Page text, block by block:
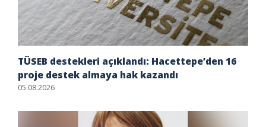
TÜSEB destekleri açıklandı: Hacettepe’den 16
proje destek almaya hak kazandı
05.08.2026